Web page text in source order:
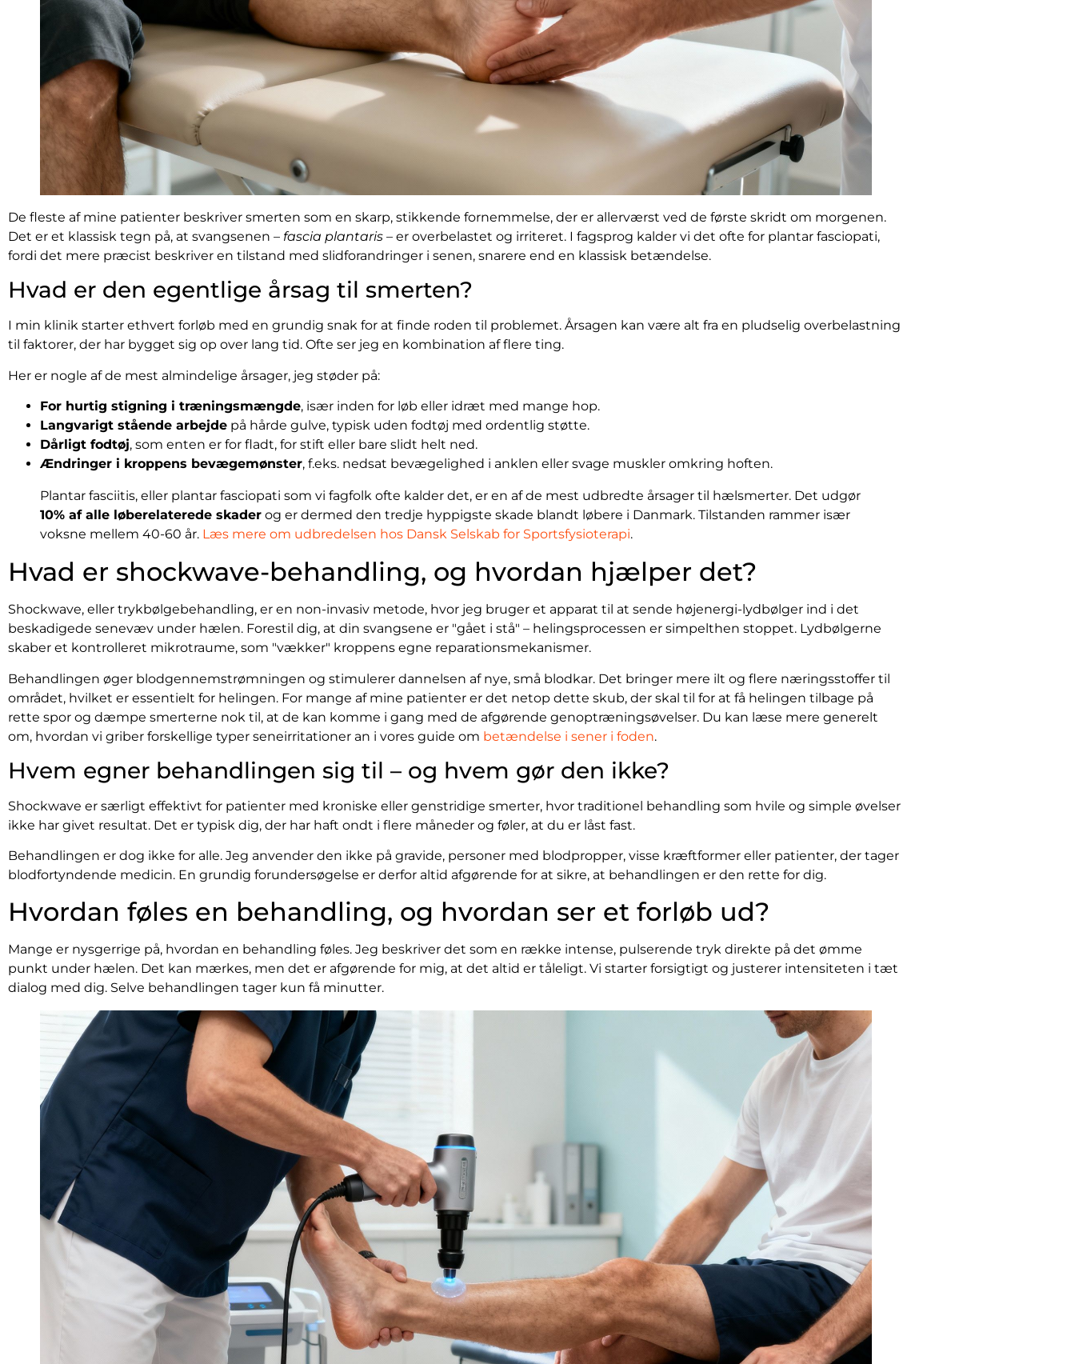
De fleste af mine patienter beskriver smerten som en skarp, stikkende fornemmelse, der er allerværst ved de første skridt om morgenen.
Det er et klassisk tegn på, at svangsenen – fascia plantaris – er overbelastet og irriteret. I fagsprog kalder vi det ofte for plantar fasciopati,
fordi det mere præcist beskriver en tilstand med slidforandringer i senen, snarere end en klassisk betændelse.
Hvad er den egentlige årsag til smerten?
I min klinik starter ethvert forløb med en grundig snak for at finde roden til problemet. Årsagen kan være alt fra en pludselig overbelastning
til faktorer, der har bygget sig op over lang tid. Ofte ser jeg en kombination af flere ting.
Her er nogle af de mest almindelige årsager, jeg støder på:
For hurtig stigning i træningsmængde, især inden for løb eller idræt med mange hop.
Langvarigt stående arbejde på hårde gulve, typisk uden fodtøj med ordentlig støtte.
Dårligt fodtøj, som enten er for fladt, for stift eller bare slidt helt ned.
Ændringer i kroppens bevægemønster, f.eks. nedsat bevægelighed i anklen eller svage muskler omkring hoften.
Plantar fasciitis, eller plantar fasciopati som vi fagfolk ofte kalder det, er en af de mest udbredte årsager til hælsmerter. Det udgør
10% af alle løberelaterede skader og er dermed den tredje hyppigste skade blandt løbere i Danmark. Tilstanden rammer især
voksne mellem 40-60 år. Læs mere om udbredelsen hos Dansk Selskab for Sportsfysioterapi.
Hvad er shockwave-behandling, og hvordan hjælper det?
Shockwave, eller trykbølgebehandling, er en non-invasiv metode, hvor jeg bruger et apparat til at sende højenergi-lydbølger ind i det
beskadigede senevæv under hælen. Forestil dig, at din svangsene er "gået i stå" – helingsprocessen er simpelthen stoppet. Lydbølgerne
skaber et kontrolleret mikrotraume, som "vækker" kroppens egne reparationsmekanismer.
Behandlingen øger blodgennemstrømningen og stimulerer dannelsen af nye, små blodkar. Det bringer mere ilt og flere næringsstoffer til
området, hvilket er essentielt for helingen. For mange af mine patienter er det netop dette skub, der skal til for at få helingen tilbage på
rette spor og dæmpe smerterne nok til, at de kan komme i gang med de afgørende genoptræningsøvelser. Du kan læse mere generelt
om, hvordan vi griber forskellige typer seneirritationer an i vores guide om betændelse i sener i foden.
Hvem egner behandlingen sig til – og hvem gør den ikke?
Shockwave er særligt effektivt for patienter med kroniske eller genstridige smerter, hvor traditionel behandling som hvile og simple øvelser
ikke har givet resultat. Det er typisk dig, der har haft ondt i flere måneder og føler, at du er låst fast.
Behandlingen er dog ikke for alle. Jeg anvender den ikke på gravide, personer med blodpropper, visse kræftformer eller patienter, der tager
blodfortyndende medicin. En grundig forundersøgelse er derfor altid afgørende for at sikre, at behandlingen er den rette for dig.
Hvordan føles en behandling, og hvordan ser et forløb ud?
Mange er nysgerrige på, hvordan en behandling føles. Jeg beskriver det som en række intense, pulserende tryk direkte på det ømme
punkt under hælen. Det kan mærkes, men det er afgørende for mig, at det altid er tåleligt. Vi starter forsigtigt og justerer intensiteten i tæt
dialog med dig. Selve behandlingen tager kun få minutter.